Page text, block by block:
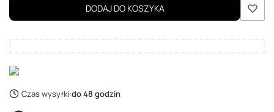
DODAJ DO KOSZYKA
Czas wysyłki:do 48 godzin